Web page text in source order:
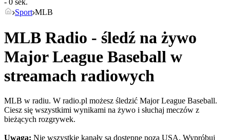
- 0 sek.
Sport MLB
MLB Radio - śledź na żywo
Major League Baseball w
streamach radiowych
MLB w radiu. W radio.pl możesz śledzić Major League Baseball.
Ciesz się wszystkimi wynikami na żywo i słuchaj meczów z
bieżących rozgrywek.
Uwaga: Nie wszystkie kanały są dostępne poza USA. Wypróbuj